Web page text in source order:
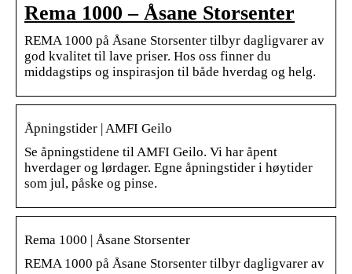
Rema 1000 – Åsane Storsenter
REMA 1000 på Åsane Storsenter tilbyr dagligvarer av
god kvalitet til lave priser. Hos oss finner du
middagstips og inspirasjon til både hverdag og helg.
Åpningstider | AMFI Geilo
Se åpningstidene til AMFI Geilo. Vi har åpent
hverdager og lørdager. Egne åpningstider i høytider
som jul, påske og pinse.
Rema 1000 | Åsane Storsenter
REMA 1000 på Åsane Storsenter tilbyr dagligvarer av